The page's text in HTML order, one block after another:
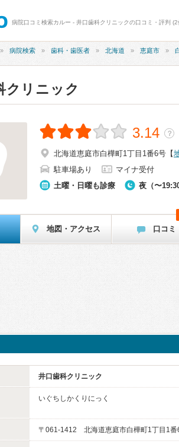
病院口コミ検索カルー - 井口歯科クリニックの口コミ・評判 (2
病院検索 歯科・歯医者 北海道 恵庭市
クリニック
3.14 ？
北海道恵庭市白樺町1丁目1番6号 【
駐車場あり
マイナ受付
土曜・日曜も診療
夜（〜19:30
地図・アクセス 口コミ
井口歯科クリニック
いぐちしかくりにっく
〒061-1412 北海道恵庭市白樺町1丁目1